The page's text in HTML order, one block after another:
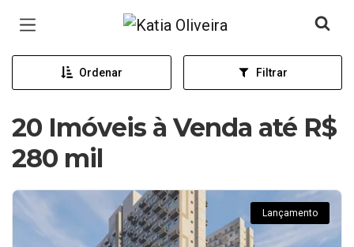
Página inicial
Ordenar Filtrar
20 Imóveis à Venda até R$
280 mil
Lançamento